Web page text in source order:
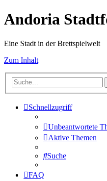
Andoria
Eine Stadt in der Brettspielwelt
Zum Inhalt
Schnellzugriff
Unbeantwortete
Aktive Themen
Suche
FAQ